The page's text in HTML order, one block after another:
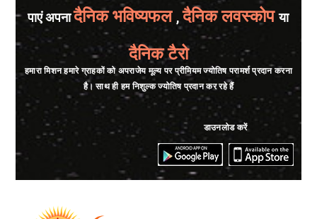
पाएं अपनादैनिक भविष्यफल ,दैनिक लवस्कोपया
दैनिक टैरो
हमारा मिशन हमारे ग्राहकों को अपराजेय मूल्य पर प्रीमियम ज्योतिष परामर्श प्रदान करना
है। साथ ही हम निशुल्क ज्योतिष प्रदान कर रहे हैं
डाउनलोड करें